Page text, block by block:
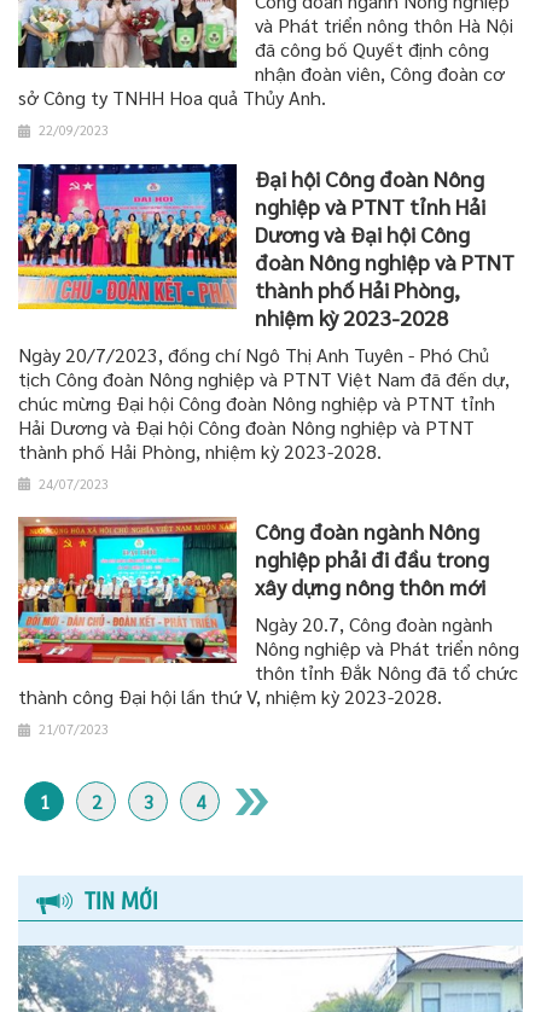
và Phát triển nông thôn Hà Nội
đã công bố Quyết định công
nhận đoàn viên, Công đoàn cơ
sở Công ty TNHH Hoa quả Thủy Anh.
22/09/2023
Đại hội Công đoàn Nông
nghiệp và PTNT tỉnh Hải
Dương và Đại hội Công
đoàn Nông nghiệp và PTNT
thành phố Hải Phòng,
nhiệm kỳ 2023-2028
Ngày 20/7/2023, đồng chí Ngô Thị Anh Tuyên - Phó Chủ
tịch Công đoàn Nông nghiệp và PTNT Việt Nam đã đến dự,
chúc mừng Đại hội Công đoàn Nông nghiệp và PTNT tỉnh
Hải Dương và Đại hội Công đoàn Nông nghiệp và PTNT
thành phố Hải Phòng, nhiệm kỳ 2023-2028.
24/07/2023
Công đoàn ngành Nông
nghiệp phải đi đầu trong
xây dựng nông thôn mới
Ngày 20.7, Công đoàn ngành
Nông nghiệp và Phát triển nông
thôn tỉnh Đắk Nông đã tổ chức
thành công Đại hội lần thứ V, nhiệm kỳ 2023-2028.
21/07/2023
1 2 3 4
TIN MỚI